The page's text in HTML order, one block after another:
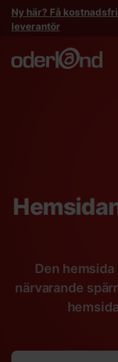
GåNy här? Få
leverantör
Den
närvarande